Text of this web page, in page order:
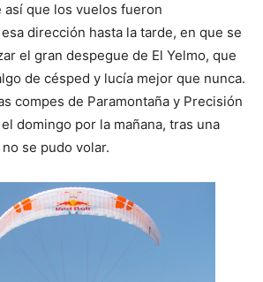
así que los vuelos fueron
dirección hasta la tarde, en que se
el gran despegue de El Yelmo, que
de césped y lucía mejor que nunca.
compes de Paramontaña y Precisión
domingo por la mañana, tras una
se pudo volar.